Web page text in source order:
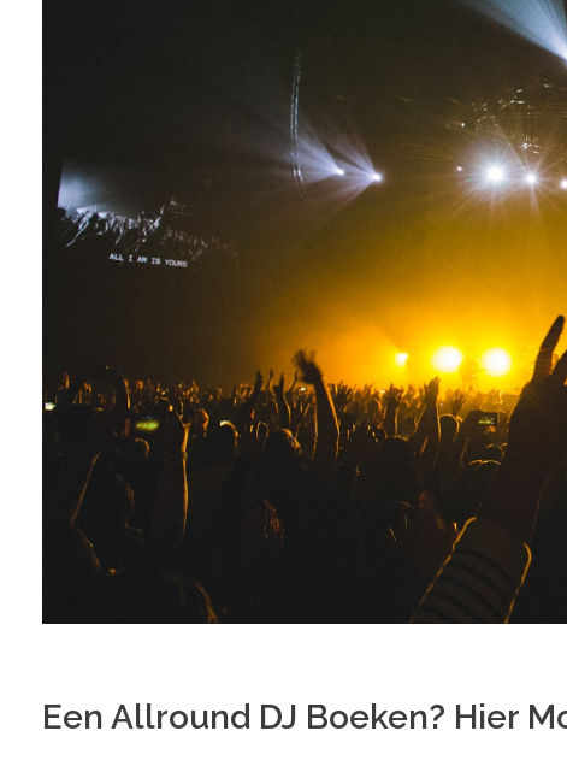
Een Allround DJ Boeken? Hier